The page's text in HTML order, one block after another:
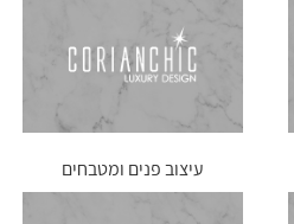
עיצוב פנים ומטבחים